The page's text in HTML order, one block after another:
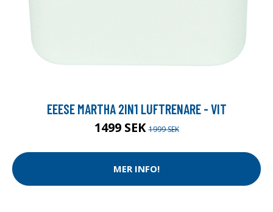
EEESE MARTHA 2IN1 LUFTRENARE - VIT
1499 SEK1999 SEK
MER INFO!